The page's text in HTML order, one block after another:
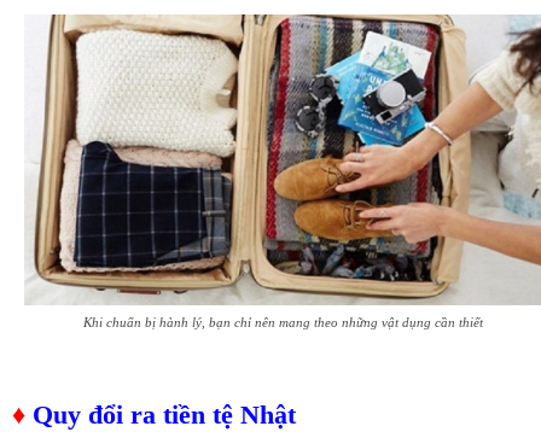
Khi chuẩn bị hành lý, bạn chỉ nên mang theo những vật dụng cần thiết
♦ Quy đổi ra tiền tệ Nhật